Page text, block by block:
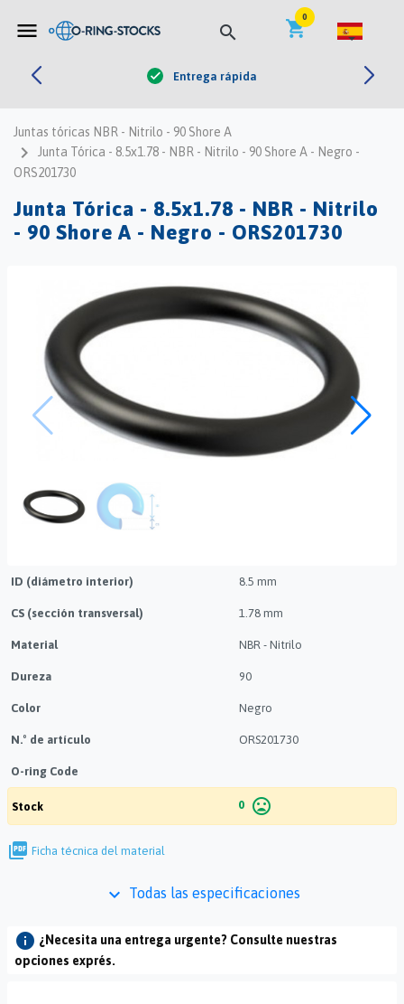
menu search shopping_cart
0
check Entrega rápida
Juntas tóricas NBR - Nitrilo - 90 Shore A
navigate_next
Junta Tórica - 8.5x1.78 - NBR - Nitrilo - 90 Shore A - Negro -
ORS201730
Junta Tórica - 8.5x1.78 - NBR - Nitrilo
- 90 Shore A - Negro - ORS201730


ID (diámetro interior) 8.5 mm
CS (sección transversal) 1.78 mm
Material NBR - Nitrilo
Dureza 90
Color Negro
N.º de artículo ORS201730
O-ring Code
Stock 0 mood_bad
picture_as_pdf Ficha técnica del material
keyboard_arrow_down Todas las especificaciones
info ¿Necesita una entrega urgente? Consulte nuestras
opciones exprés.